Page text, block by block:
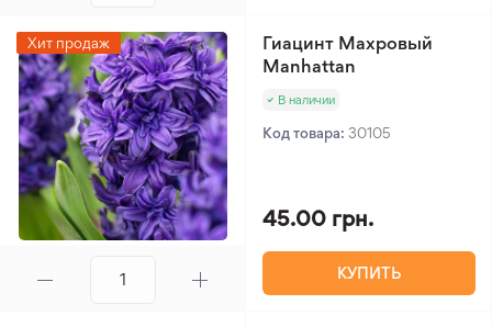
Хит продаж
Гиацинт Махровый
Manhattan
В наличии
Код товара: 30105
45.00 грн.
КУПИТЬ